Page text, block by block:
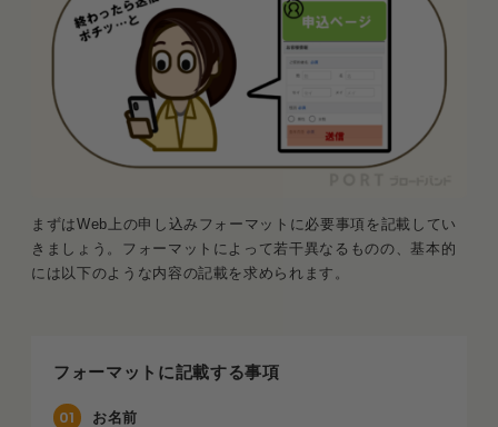
まずはWeb上の申し込みフォーマットに必要事項を記載してい
きましょう。フォーマットによって若干異なるものの、基本的
には以下のような内容の記載を求められます。
フォーマットに記載する事項
お名前